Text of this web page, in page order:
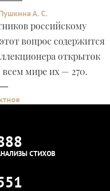
А. С.
российскому
вопрос содержится
открыток
мире их — 270.
СТИХОВ